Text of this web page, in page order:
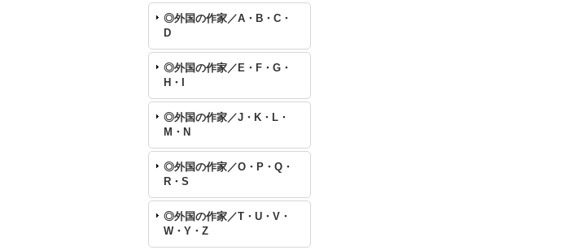
◎外国の作家／A・B・C・
D
◎外国の作家／E・F・G・
H・I
◎外国の作家／J・K・L・
M・N
◎外国の作家／O・P・Q・
R・S
◎外国の作家／T・U・V・
W・Y・Z